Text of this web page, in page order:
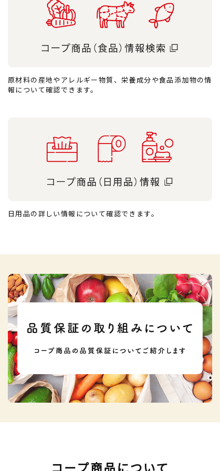
原材料の産地やアレルギー物質、栄養成分や食品添加物の情
報について確認できます。
日用品の詳しい情報について確認できます。
コープ商品について